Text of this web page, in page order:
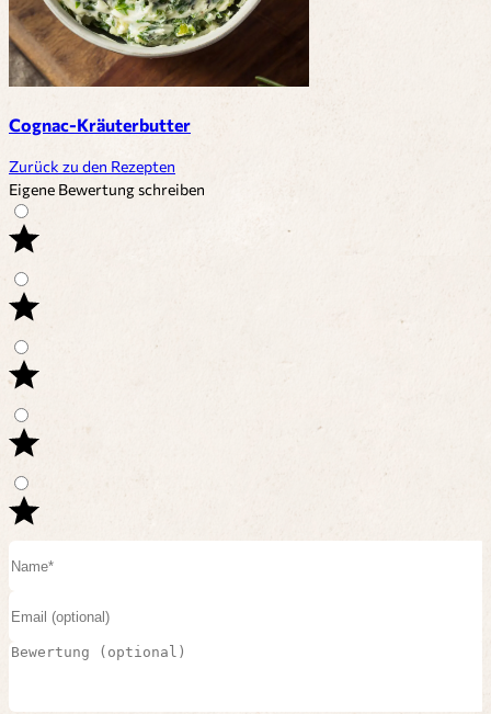
Cognac-Kräuterbutter
Zurück zu den Rezepten
Eigene Bewertung schreiben